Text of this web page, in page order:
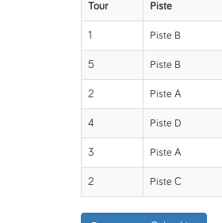
Tour Piste
1 Piste B
5 Piste B
2 Piste A
4 Piste D
3 Piste A
2 Piste C